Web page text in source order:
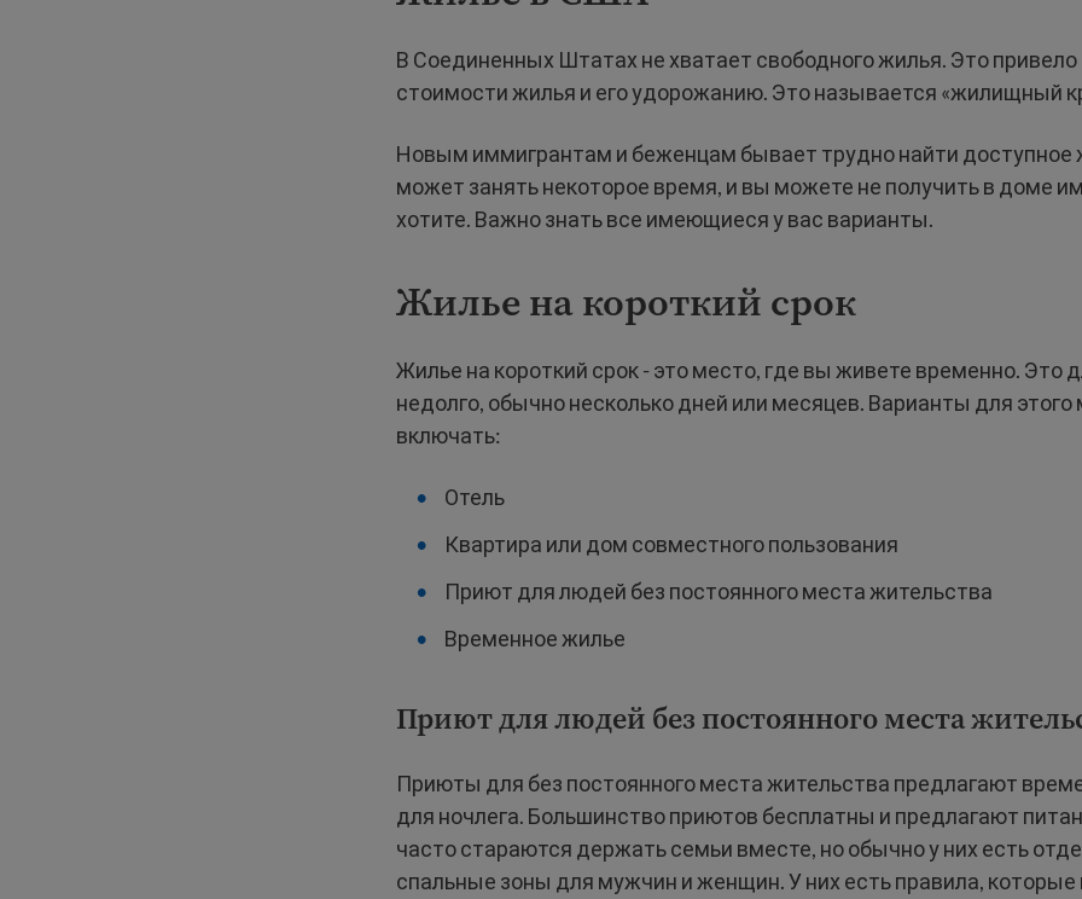
В Соединенных Штатах не хватает свободного жилья. Это привело
стоимости жилья и его удорожанию. Это называется «жилищный
Новым иммигрантам и беженцам бывает трудно найти доступное
может занять некоторое время, и вы можете не получить в доме
хотите. Важно знать все имеющиеся у вас варианты.
Жилье на короткий срок
Жилье на короткий срок - это место, где вы живете временно. Это
недолго, обычно несколько дней или месяцев. Варианты для этого
включать:
Отель
Квартира или дом совместного пользования
Приют для людей без постоянного места жительства
Временное жилье
Приют для людей без постоянного места
Приюты для без постоянного места жительства предлагают
для ночлега. Большинство приютов бесплатны и предлагают
часто стараются держать семьи вместе, но обычно у них есть
спальные зоны для мужчин и женщин. У них есть правила,